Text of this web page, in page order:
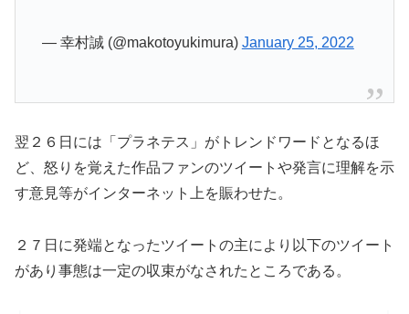
— 幸村誠 (@makotoyukimura) January 25, 2022
翌２６日には「プラネテス」がトレンドワードとなるほ
ど、怒りを覚えた作品ファンのツイートや発言に理解を示
す意見等がインターネット上を賑わせた。
２７日に発端となったツイートの主により以下のツイート
があり事態は一定の収束がなされたところである。